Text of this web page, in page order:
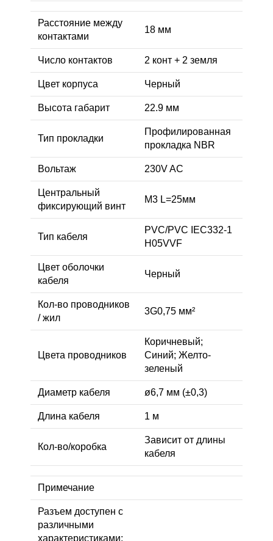
Расстояние между
контактами
18 мм
Число контактов 2 конт + 2 земля
Цвет корпуса Черный
Высота габарит 22.9 мм
Тип прокладки
Профилированная
прокладка NBR
Вольтаж 230V AC
Центральный
фиксирующий винт
M3 L=25мм
Тип кабеля
PVC/PVC IEC332-1
H05VVF
Цвет оболочки
кабеля
Черный
Кол-во проводников
/ жил
3G0,75 мм²
Цвета проводников
Коричневый;
Синий; Желто-
зеленый
Диаметр кабеля ø6,7 мм (±0,3)
Длина кабеля 1 м
Кол-во/коробка
Зависит от длины
кабеля
Примечание
Разъем доступен с
различными
характеристиками: